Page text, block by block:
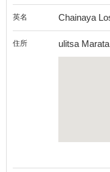
英名 Chainaya
住所 ulitsa